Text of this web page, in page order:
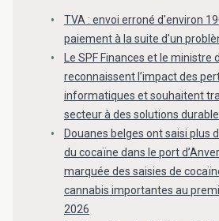
TVA : envoi erroné d'environ
paiement à la suite d'un
Le SPF Finances et le ministre
reconnaissent l’impact des
informatiques et souhaitent
secteur à des solutions
Douanes belges ont saisi plus
du cocaïne dans le port
marquée des saisies de
cannabis importantes au
2026